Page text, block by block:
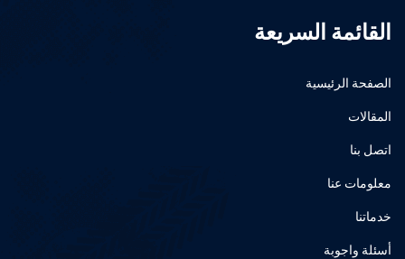
القائمة السريعة
الصفحة الرئيسية
المقالات
اتصل بنا
معلومات عنا
خدماتنا
أسئلة واجوبة